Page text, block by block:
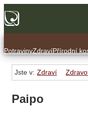
PotravinyZdravíPřírodní
Jste v: Zdraví
Paipo